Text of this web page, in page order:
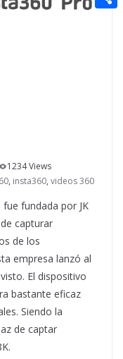
1234 Views
, insta360, videos 360
fue fundada por JK
capturar
de los
empresa lanzó al
El dispositivo
bastante eficaz
Siendo la
de captar
n
a